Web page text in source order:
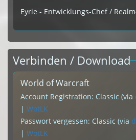
Eyrie - Entwicklungs-Chef /
Verbinden / Download
World of Warcraft
Account Registration: Classic (via
| WotLK
Passwort vergessen: Classic (via
| WotLK